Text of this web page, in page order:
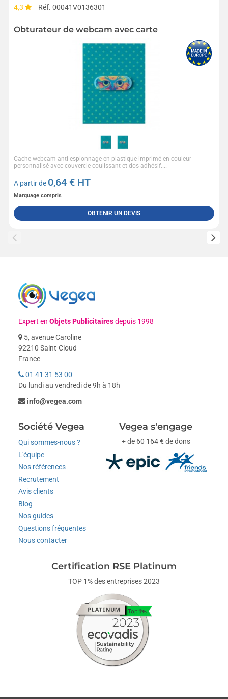
4,3 Réf. 00041V0136301
Obturateur de webcam avec carte
Cache-webcam anti-espionnage en plastique imprimé en couleur
personnalisé avec couvercle coulissant et dos adhésif....
A partir de 0,64 € HT
Marquage compris
OBTENIR UN DEVIS
Expert enObjets Publicitairesdepuis 1998
5, avenue Caroline
92210 Saint-Cloud
France
01 41 31 53 00
Du lundi au vendredi de 9h à 18h
info@vegea.com
Société Vegea
Qui sommes-nous ?
L'équipe
Nos références
Recrutement
Avis clients
Blog
Nos guides
Questions fréquentes
Nous contacter
Vegea s'engage
+ de 60 164 € de dons
Certification RSE Platinum
TOP 1% des entreprises 2023